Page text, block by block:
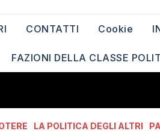
CONTATTI Cookie
FAZIONI DELLA CLASSE
LA POLITICA DEGLI ALTRI